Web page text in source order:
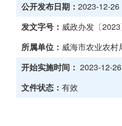
公开发布日期：2023-12-26
发文字号： 威政办发〔
所属单位： 威海市农业农村
开始实施时间： 2023-12-26
文件状态：有效